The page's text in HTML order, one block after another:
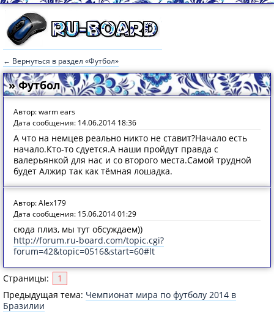
← Вернуться в раздел «Футбол»
» Футбол
Автор: warm ears
Дата сообщения: 14.06.2014 18:36
А что на немцев реально никто не ставит?Начало есть
начало.Кто-то сдуется.А наши пройдут правда с
валерьянкой для нас и со второго места.Самой трудной
будет Алжир так как тёмная лошадка.
Автор: Alex179
Дата сообщения: 15.06.2014 01:29
сюда плиз, мы тут обсуждаем))
http://forum.ru-board.com/topic.cgi?
forum=42&topic=0516&start=60#lt
Страницы:
1
Предыдущая тема: Чемпионат мира по футболу 2014 в
Бразилии